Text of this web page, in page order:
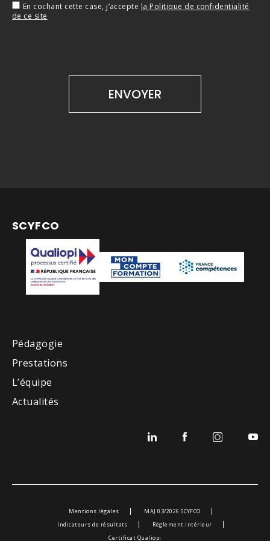
En cochant cette case, j’accepte la Politique de confidentialité
de ce site
SCYFCO
Pédagogie
Prestations
L’équipe
Actualités
Mentions légales
MAJ 03/2026 SCYFCO
Indicateurs de résultats
Règlement intérieur
Certificat Qualiopi